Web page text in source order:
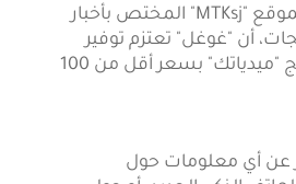
وأوضحت المصادر لموقع "MTKsj" المختص بأخبار
أن "غوغل" تعتزم توفير
الهاتف المزود بمعالج "ميدياتك" بسعر أقل من 100
عن أي معلومات حول